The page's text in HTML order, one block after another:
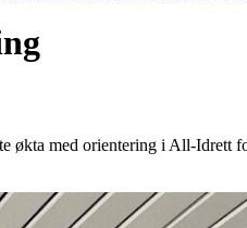
økta med orientering i All-Idrett